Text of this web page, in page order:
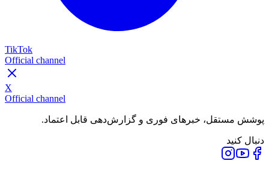
TikTok
Official channel
X
Official channel
پوشش مستقل، خبرهای فوری و گزارش‌دهی قابل اعتماد.
دنبال کنید